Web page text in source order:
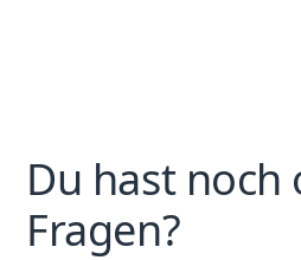
Du hast noch
Fragen?